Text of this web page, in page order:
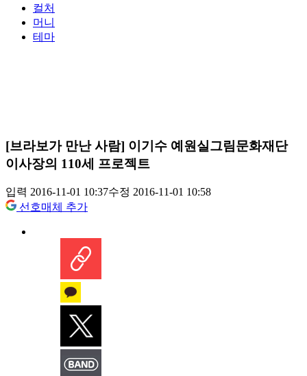
컬처
머니
테마
[브라보가 만난 사람] 이기수 예원실그림문화재단
이사장의 110세 프로젝트
입력 2016-11-01 10:37수정 2016-11-01 10:58
선호매체 추가